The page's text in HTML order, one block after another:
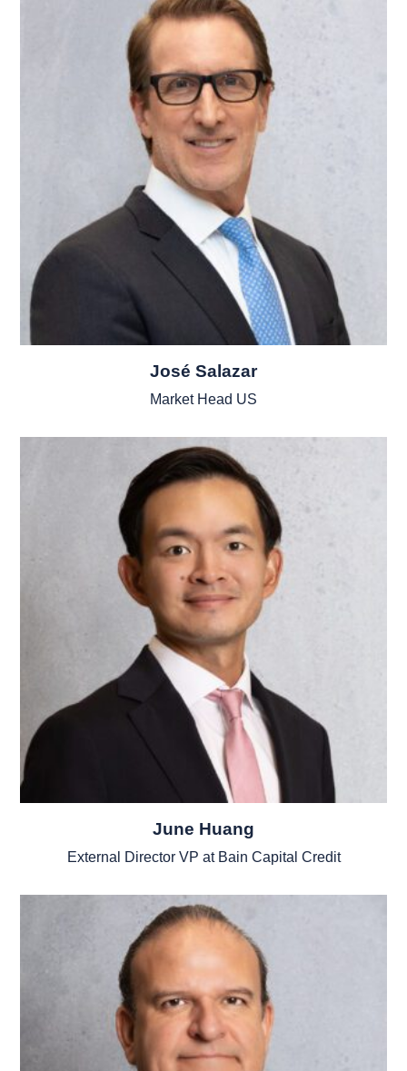
José Salazar
Market Head US
June Huang
External Director VP at Bain Capital Credit